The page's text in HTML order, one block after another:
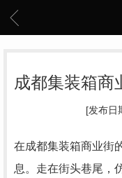
成都集装箱商
[发布日
在成都集装箱商业街
息。走在街头巷尾，